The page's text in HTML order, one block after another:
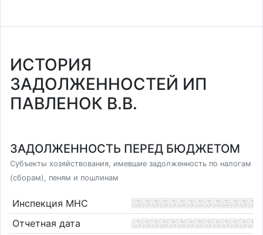
ИСТОРИЯ
ЗАДОЛЖЕННОСТЕЙ ИП
ПАВЛЕНОК В.В.
ЗАДОЛЖЕННОСТЬ ПЕРЕД БЮДЖЕТОМ
Субъекты хозяйствования, имевшие задолженность по налогам
(сборам), пеням и пошлинам
Инспекция МНС
Отчетная дата